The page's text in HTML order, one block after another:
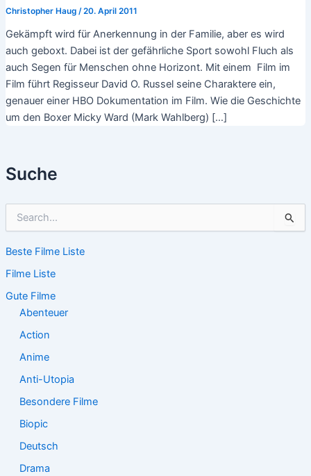
Suche
h
n
n
Beste Filme Liste
Filme Liste
Gute Filme
Abenteuer
Action
Anime
Anti-Utopia
Besondere Filme
Biopic
Deutsch
Drama
Christopher Haug /20. April 2011
Gekämpft wird für Anerkennung in der Familie, aber es wird
auch geboxt. Dabei ist der gefährliche Sport sowohl Fluch als
auch Segen für Menschen ohne Horizont. Mit einem Film im
Film führt Regisseur David O. Russel seine Charaktere ein,
genauer einer HBO Dokumentation im Film. Wie die Geschichte
um den Boxer Micky Ward (Mark Wahlberg) […]